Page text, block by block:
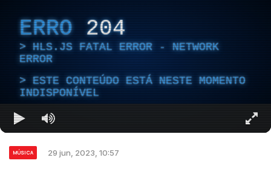
ERRO 204
HLS.JS FATAL ERROR - NETWORK
ERROR
ESTE CONTEÚDO ESTÁ NESTE MOMENTO
INDISPONÍVEL
MÚSICA 29 jun, 2023, 10:57